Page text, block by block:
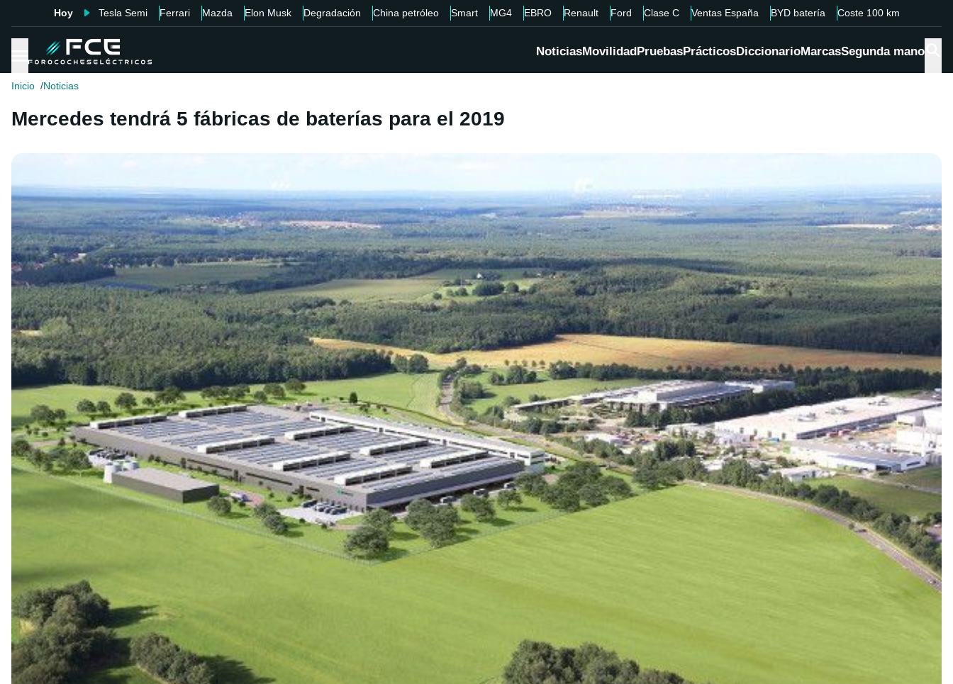
Hoy Tesla Semi Ferrari Mazda Elon Musk Degradación China petróleo Smart MG4 EBRO Renault Ford Clase C Ventas España BYD batería Coste 100 km
NoticiasMovilidadPruebasPrácticosDiccionarioMarcasSegunda mano
Inicio Noticias
Mercedes tendrá 5 fábricas de baterías para el 2019